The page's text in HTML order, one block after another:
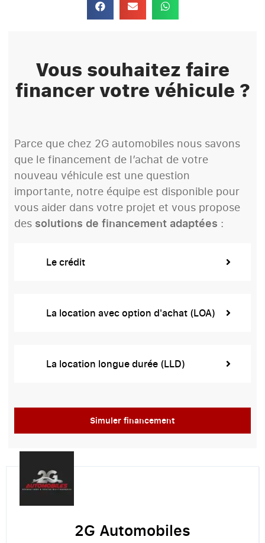
Vous souhaitez faire
financer votre véhicule ?
Parce que chez 2G automobiles nous savons
que le financement de l’achat de votre
nouveau véhicule est une question
importante, notre équipe est disponible pour
vous aider dans votre projet et vous propose
des solutions de financement adaptées :
Le crédit
La location avec option d'achat (LOA)
La location longue durée (LLD)
Simuler financement
2G Automobiles